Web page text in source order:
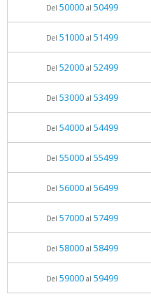
Del 50000al 50499
Del 51000al 51499
Del 52000al 52499
Del 53000al 53499
Del 54000al 54499
Del 55000al 55499
Del 56000al 56499
Del 57000al 57499
Del 58000al 58499
Del 59000al 59499